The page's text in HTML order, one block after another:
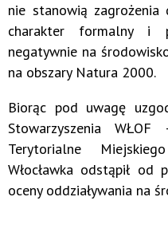
nie stanowią zagrożenia
charakter formalny i
negatywnie na
na obszary Natura 2000.
Biorąc pod uwagę
Stowarzyszenia
Terytorialne
Włocławka odstąpił od
oceny oddziaływania na